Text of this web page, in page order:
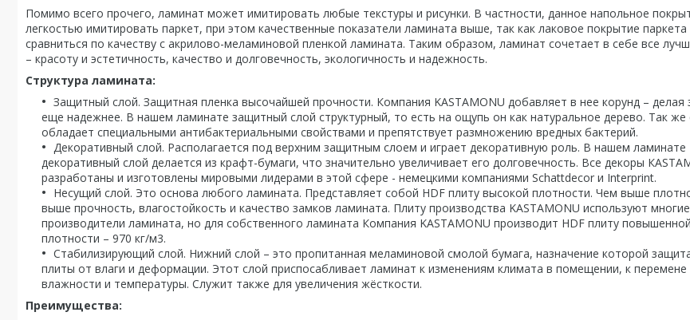
Помимо всего прочего, ламинат может имитировать любые текстуры и рисунки. В частности, данное напольное
легкостью имитировать паркет, при этом качественные показатели ламината выше, так как лаковое покрытие
сравниться по качеству с акрилово-меламиновой пленкой ламината. Таким образом, ламинат сочетает в себе все
– красоту и эстетичность, качество и долговечность, экологичность и надежность.
Структура ламината:
Защитный слой. Защитная пленка высочайшей прочности. Компания KASTAMONU добавляет в нее корунд – делая
еще надежнее. В нашем ламинате защитный слой структурный, то есть на ощупь он как натуральное дерево. Так же
обладает специальными антибактериальными свойствами и препятствует размножению вредных бактерий.
Декоративный слой. Располагается под верхним защитным слоем и играет декоративную роль. В нашем ламинате
декоративный слой делается из крафт-бумаги, что значительно увеличивает его долговечность. Все декоры
разработаны и изготовлены мировыми лидерами в этой сфере - немецкими компаниями Schattdecor и Interprint.
Несущий слой. Это основа любого ламината. Представляет собой HDF плиту высокой плотности. Чем выше
выше прочность, влагостойкость и качество замков ламината. Плиту производства KASTAMONU используют многие
производители ламината, но для собственного ламината Компания KASTAMONU производит HDF плиту повышенной
плотности – 970 кг/м3.
Стабилизирующий слой. Нижний слой – это пропитанная меламиновой смолой бумага, назначение которой
плиты от влаги и деформации. Этот слой приспосабливает ламинат к изменениям климата в помещении, к перемене
влажности и температуры. Служит также для увеличения жёсткости.
Преимущества: